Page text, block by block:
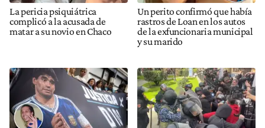
La pericia psiquiátrica
complicó a la acusada de
matar a su novio en Chaco
Un perito confirmó que había
rastros de Loan en los autos
de la exfuncionaria municipal
y su marido